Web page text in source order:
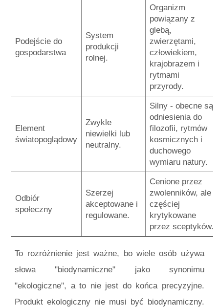
Podejście do
gospodarstwa
System
produkcji
rolnej.
Organizm
powiązany z
glebą,
zwierzętami,
człowiekiem,
krajobrazem i
rytmami
przyrody.
Element
światopoglądowy
Zwykle
niewielki lub
neutralny.
Silny - obecne są
odniesienia do
filozofii, rytmów
kosmicznych i
duchowego
wymiaru natury.
Odbiór
społeczny
Szerzej
akceptowane i
regulowane.
Cenione przez
zwolenników, ale
częściej
krytykowane
przez sceptyków.
To rozróżnienie jest ważne, bo wiele osób używa
słowa "biodynamiczne" jako synonimu
"ekologiczne", a to nie jest do końca precyzyjne.
Produkt ekologiczny nie musi być biodynamiczny.